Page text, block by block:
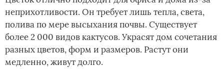
неприхотливости. Он требует лишь тепла, света,
полива по мере высыхания почвы. Существует
более 2 000 видов кактусов. Украсят дом сочетания
разных цветов, форм и размеров. Растут они
медленно, живут долго.